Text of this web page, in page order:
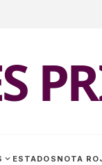
expand_more ESTADOS NOTA